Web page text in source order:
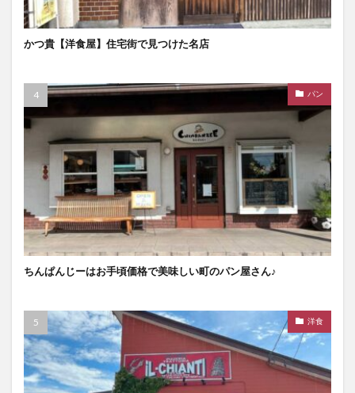
かつ貴【洋食屋】住宅街で見つけた名店
パン
ちんぱんじーはお手頃価格で美味しい町のパン屋さん♪
洋食